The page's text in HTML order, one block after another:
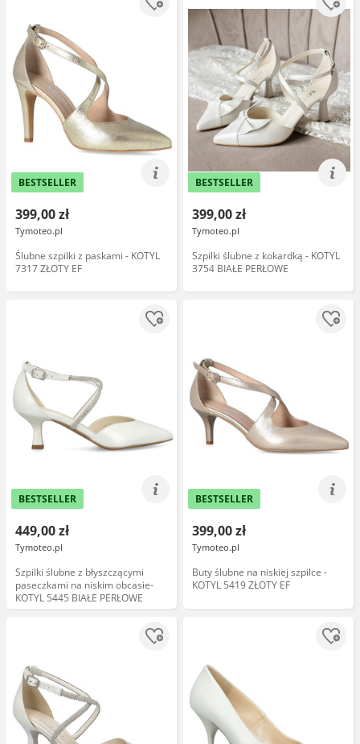
BESTSELLER
399,00 zł
Tymoteo.pl
Ślubne szpilki z paskami - KOTYL
7317 ZŁOTY EF
BESTSELLER
399,00 zł
Tymoteo.pl
Szpilki ślubne z kokardką - KOTYL
3754 BIAŁE PERŁOWE
BESTSELLER
449,00 zł
Tymoteo.pl
Szpilki ślubne z błyszczącymi
paseczkami na niskim obcasie-
KOTYL 5445 BIAŁE PERŁOWE
BESTSELLER
399,00 zł
Tymoteo.pl
Buty ślubne na niskiej szpilce -
KOTYL 5419 ZŁOTY EF